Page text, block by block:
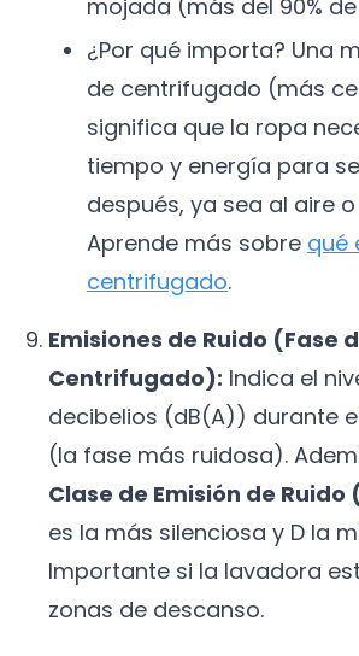
mojada (más del 90%
¿Por qué importa? Una
de centrifugado (más
significa que la ropa
tiempo y energía para
después, ya sea al aire
Aprende más sobre qué
centrifugado.
Emisiones de Ruido (Fase
Centrifugado): Indica el
decibelios (dB(A)) durante
(la fase más ruidosa).
Clase de Emisión de Ruido
es la más silenciosa y D la
Importante si la lavadora
zonas de descanso.